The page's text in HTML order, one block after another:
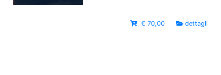
€ 70,00 dettagli